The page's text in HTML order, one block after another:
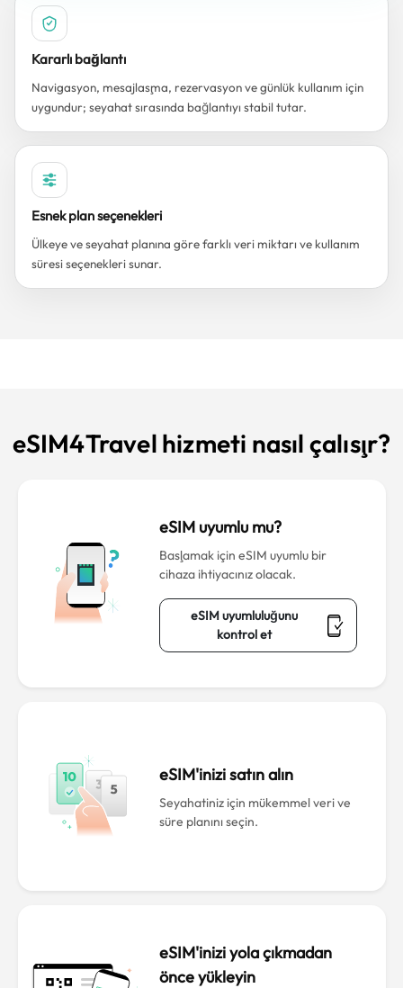
Kararlı bağlantı
Navigasyon, mesajlaşma, rezervasyon ve günlük kullanım için
uygundur; seyahat sırasında bağlantıyı stabil tutar.
Esnek plan seçenekleri
Ülkeye ve seyahat planına göre farklı veri miktarı ve kullanım
süresi seçenekleri sunar.
eSIM4Travel hizmeti nasıl çalışır?
eSIM uyumlu mu?
Başlamak için eSIM uyumlu bir
cihaza ihtiyacınız olacak.
eSIM uyumluluğunu
kontrol et
eSIM'inizi satın alın
Seyahatiniz için mükemmel veri ve
süre planını seçin.
eSIM'inizi yola çıkmadan
önce yükleyin